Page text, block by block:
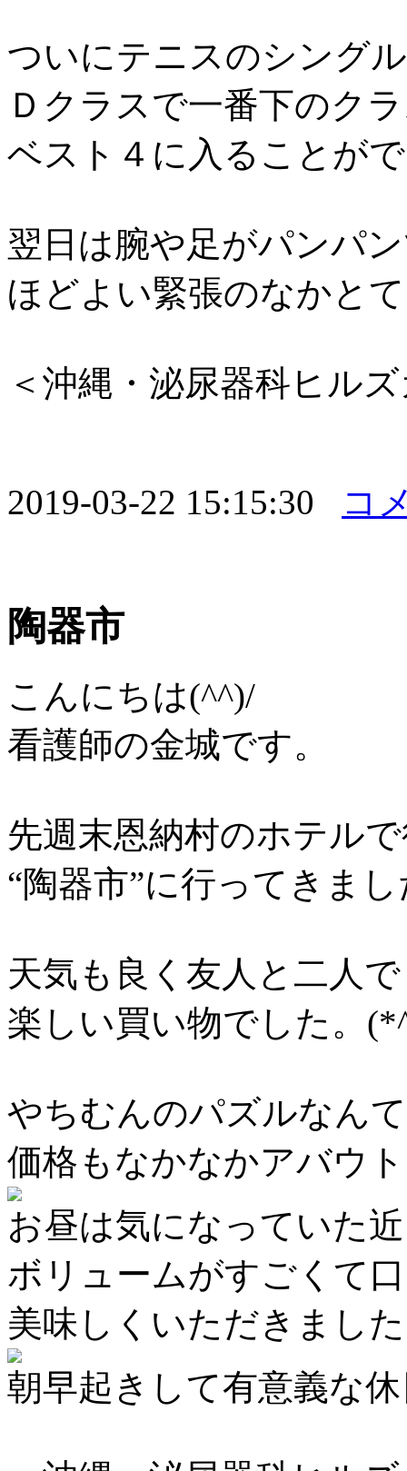
ついにテニスのシング
Ｄクラスで一番下のク
ベスト４に入ることが
翌日は腕や足がパンパ
ほどよい緊張のなかと
＜沖縄・泌尿器科ヒル
2019-03-22 15:15:30 コ
陶器市
こんにちは(^^)/
看護師の金城です。
先週末恩納村のホテル
“陶器市”に行ってきま
天気も良く友人と二人
楽しい買い物でした。
やちむんのパズルなん
価格もなかなかアバウ
お昼は気になっていた
ボリュームがすごくて
美味しくいただきまし
朝早起きして有意義な